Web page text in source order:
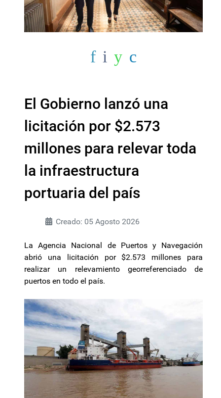
El Gobierno lanzó una
licitación por $2.573
millones para relevar toda
la infraestructura
portuaria del país
Creado: 05 Agosto 2026
La Agencia Nacional de Puertos y Navegación
abrió una licitación por $2.573 millones para
realizar un relevamiento georreferenciado de
puertos en todo el país.